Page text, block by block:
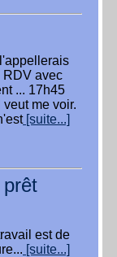
RDV avec
... 17h45
me voir.
[suite...]
est de
[suite...]